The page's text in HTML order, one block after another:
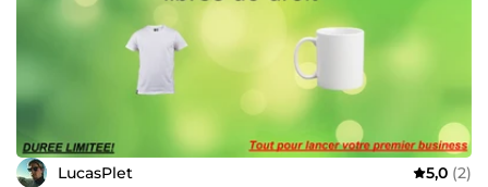
LucasPlet 5,0 (2)